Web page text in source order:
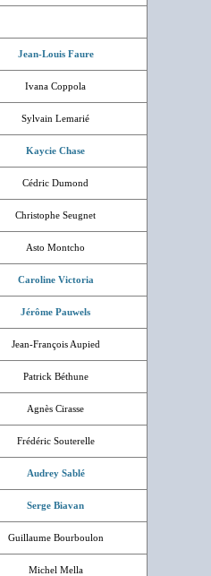
Jean-Louis Faure
Ivana Coppola
Sylvain Lemarié
Kaycie Chase
Cédric Dumond
Christophe Seugnet
Asto Montcho
Caroline Victoria
Jérôme Pauwels
Jean-François Aupied
Patrick Béthune
Agnès Cirasse
Frédéric Souterelle
Audrey Sablé
Serge Biavan
Guillaume Bourboulon
Michel Mella